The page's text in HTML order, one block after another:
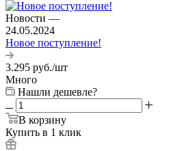
Новости —
24.05.2024
Новое поступление!
3.295 руб./шт
Много
Нашли дешевле?
В корзину
Купить в 1 клик